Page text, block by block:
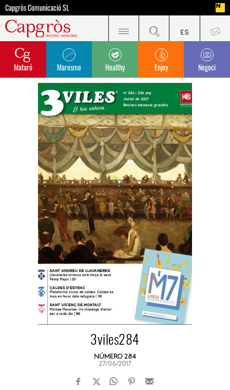
Capgròs Comunicació SL
Mataró Maresme Healthy Enjoy Negoci
3viles284
NÚMERO 284
27/06/2017